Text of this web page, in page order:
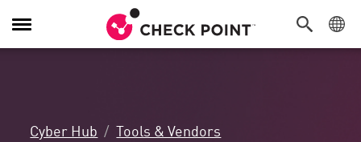
Attiva/Disattiva
navigazione
Cyber Hub
Tools & Vendors